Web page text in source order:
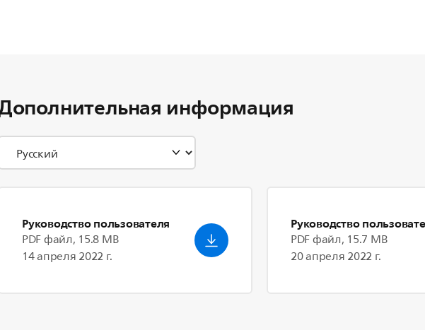
информация
Руководство пользователя
PDF файл, 15.8 MB
14 апреля 2022 г.
Руководство
PDF файл, 15.7 MB
20 апреля 2022 г.